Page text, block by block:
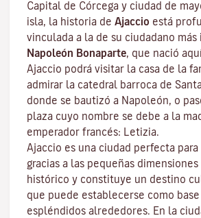
Capital de Córcega y ciudad de
isla, la historia de Ajaccio está
vinculada a la de su ciudadano más
Napoleón Bonaparte, que nació
Ajaccio podrá visitar la casa de la
admirar la catedral barroca de
donde se bautizó a Napoleón, o
plaza cuyo nombre se debe a la
emperador francés: Letizia.
Ajaccio es una ciudad perfecta
gracias a las pequeñas
histórico y constituye un destino
que puede establecerse como
espléndidos alrededores. En la